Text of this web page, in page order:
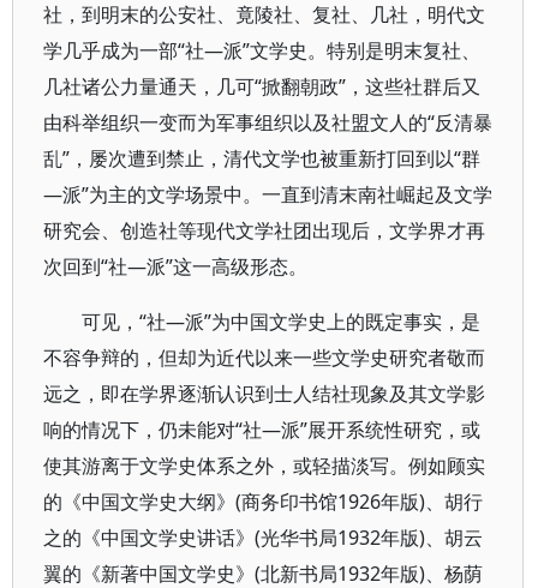
社，到明末的公安社、竟陵社、复社、几社，明代文
学几乎成为一部“社—派”文学史。特别是明末复社、
几社诸公力量通天，几可“掀翻朝政”，这些社群后又
由科举组织一变而为军事组织以及社盟文人的“反清暴
乱”，屡次遭到禁止，清代文学也被重新打回到以“群
—派”为主的文学场景中。一直到清末南社崛起及文学
研究会、创造社等现代文学社团出现后，文学界才再
次回到“社—派”这一高级形态。
可见，“社—派”为中国文学史上的既定事实，是
不容争辩的，但却为近代以来一些文学史研究者敬而
远之，即在学界逐渐认识到士人结社现象及其文学影
响的情况下，仍未能对“社—派”展开系统性研究，或
使其游离于文学史体系之外，或轻描淡写。例如顾实
的《中国文学史大纲》(商务印书馆1926年版)、胡行
之的《中国文学史讲话》(光华书局1932年版)、胡云
翼的《新著中国文学史》(北新书局1932年版)、杨荫